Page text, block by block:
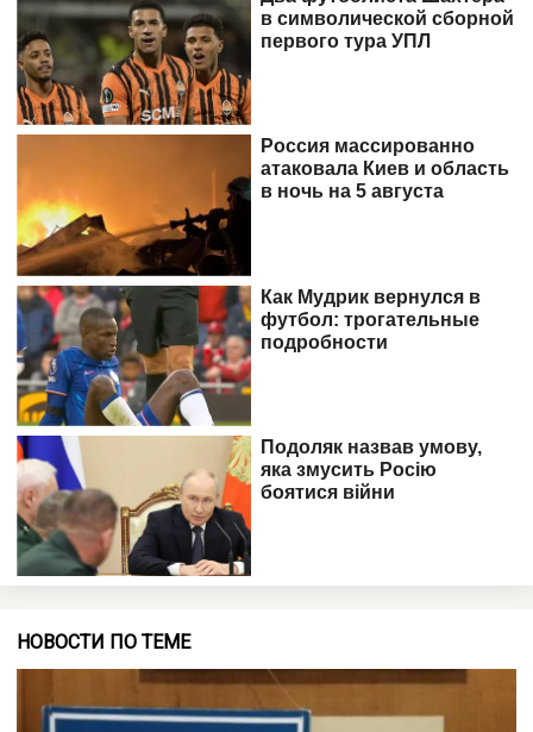
НОВОСТИ ПО ТЕМЕ